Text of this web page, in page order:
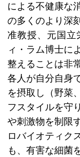
による不健康な
の多くのより深
准教授、元国立
ィ・ラム博士に
整えることは非
各人が自分自身
を摂取し（野菜
フスタイルを守
や刺激物を制限
ロバイオティク
も、有害な細菌